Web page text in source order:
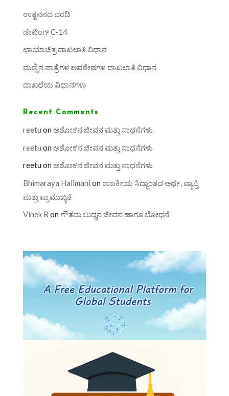
ಉತ್ಖನನದ ವರದಿ
ಡೇಟಿಂಗ್ C-14
ಛಾಯಾಚಿತ್ರ ದಾಖಲಾತಿ ವಿಧಾನ
ಮಣ್ಣಿನ ಪಾತ್ರೆಗಳ ಅವಶೇಷಗಳ ದಾಖಲಾತಿ ವಿಧಾನ
ದಾಖಲೆಯ ವಿಧಾನಗಳು
Recent Comments
reetu on ಅಶೋಕನ ಜೀವನ ಮತ್ತು ಸಾಧನೆಗಳು
reetu on ಅಶೋಕನ ಜೀವನ ಮತ್ತು ಸಾಧನೆಗಳು
reetu on ಅಶೋಕನ ಜೀವನ ಮತ್ತು ಸಾಧನೆಗಳು
Bhimaraya Halimani on ರಾಜಕೀಯ ಸಿದ್ಧಾಂತದ ಅರ್ಥ, ವ್ಯಾಪ್ತಿ
ಮತ್ತು ಪ್ರಾಮುಖ್ಯತೆ
Vinek R on ಗೌತಮ ಬುದ್ಧನ ಜೀವನ ಹಾಗೂ ಬೋಧನೆ